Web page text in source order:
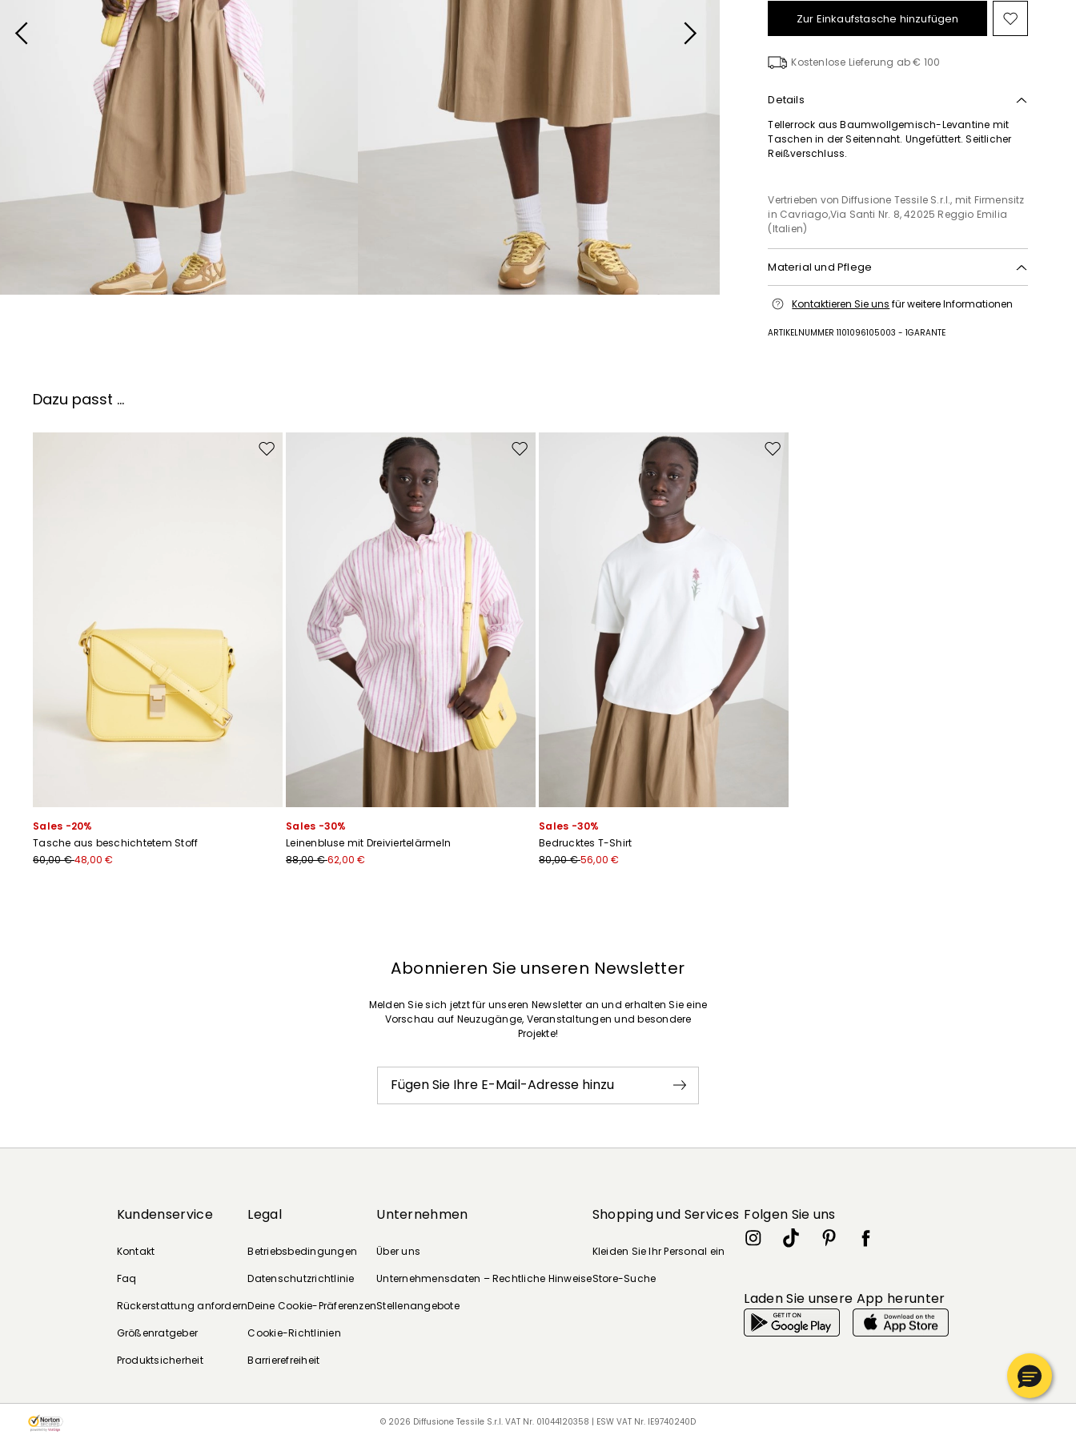
Zur Einkaufstasche hinzufügen Auf
die
Kostenlose Lieferung ab € 100
Details
Tellerrock aus Baumwollgemisch-Levantine mit
Taschen in der Seitennaht. Ungefüttert. Seitlicher
Reißverschluss.
Vertrieben von Diffusione Tessile S.r.l., mit Firmensitz
in Cavriago,Via Santi Nr. 8, 42025 Reggio Emilia
(Italien)
Material und Pflege
nicht mit chlor behandeln; nicht im
trocknen; bügeln mit maximal 120 °c; schonende
Kontaktieren Sie uns für weitere Informationen
ARTIKELNUMMER 1101096105003 - 1GARANTE
Dazu passt ...
Auf die Wunschliste
Sales -20%
Tasche aus beschichtetem Stoff
60,00 €48,00 €
Auf die Wunschliste
Sales -30%
Leinenbluse mit Dreiviertelärmeln
88,00 €62,00 €
Auf die Wunschliste
Sales -30%
Bedrucktes T-Shirt
80,00 €56,00 €
Abonnieren Sie unseren Newsletter
Melden Sie sich jetzt für unseren Newsletter an und erhalten Sie eine
Vorschau auf Neuzugänge, Veranstaltungen und besondere
Projekte!
Fügen Sie Ihre E-Mail-Adresse hinzu
Kundenservice
Kontakt
Faq
Rückerstattung anfordern
Größenratgeber
Produktsicherheit
Legal
Betriebsbedingungen
Datenschutzrichtlinie
Deine Cookie-Präferenzen
Cookie-Richtlinien
Barrierefreiheit
Unternehmen
Über uns
Unternehmensdaten – Rechtliche Hinweise
Stellenangebote
Shopping und Services
Kleiden Sie Ihr Personal ein
Store-Suche
Folgen Sie uns
Laden Sie unsere App herunter
© 2026 Diffusione Tessile S.r.l. VAT Nr. 01044120358 | ESW VAT Nr. IE9740240D
Abonnieren Sie unseren
Newsletter
Melden Sie sich jetzt für unseren Newsletter an und erhalten Sie eine
Vorschau auf Neuzugänge, Veranstaltungen und besondere Projekte!
Fügen Sie Ihre E-Mail-Adresse hinzu*
Ich habe die Datenschutzerklärung gelesen*